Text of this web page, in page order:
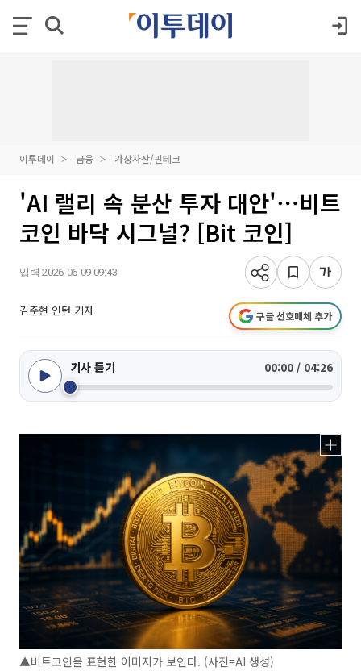
이투데이 금융 가상자산/핀테크
'AI 랠리 속 분산 투자 대안'⋯비트
코인 바닥 시그널? [Bit 코인]
입력 2026-06-09 09:43
김준현 인턴 기자 구글 선호매체 추가
기사 듣기 00:00 / 04:26
▲비트코인을 표현한 이미지가 보인다. (사진=AI 생성)